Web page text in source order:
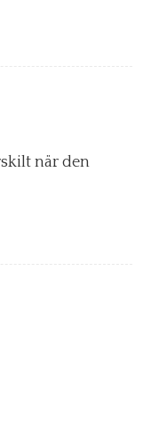
när den